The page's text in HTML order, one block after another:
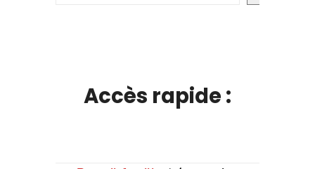
Accès rapide :